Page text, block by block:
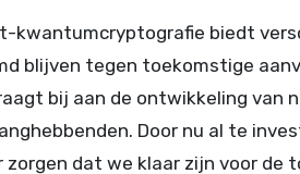
kwantumcryptografie biedt
blijven tegen toekomstige
bij aan de ontwikkeling van
Door nu al te
dat we klaar zijn voor de